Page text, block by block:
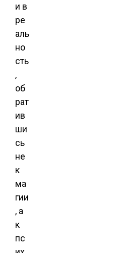
и в
ре
аль
но
сть
,
об
рат
ив
ши
сь
не
к
ма
гии
, а
к
пс